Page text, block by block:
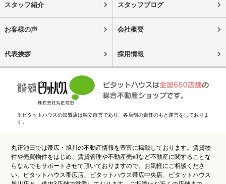
スタッフ紹介 スタッフブログ
お客様の声 会社概要
代表挨拶 採用情報
※ピタットハウスの加盟店は独立自営であり、各店舗の責任のもと運営をしておりま
す。
丸正池田では帯広・旭川の不動産情報を豊富に掲載しております。賃貸物
件や売買物件をはじめ、賃貸管理や不動産売却など不動産に関することな
らなんでもサポートさせて頂いておりますので、お気軽にご相談くださ
い。ピタットハウス帯広店、ピタットハウス帯広中央店、ピタットハウス